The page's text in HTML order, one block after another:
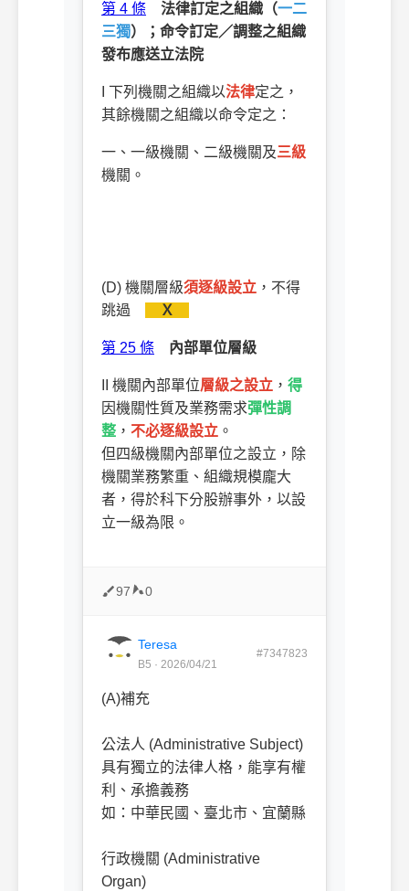
第 4 條 法律訂定之組織（一二
三獨）；命令訂定／調整之組織
發布應送立法院
I 下列機關之組織以法律定之，
其餘機關之組織以命令定之：
一、一級機關、二級機關及三級
機關。
(D) 機關層級須逐級設立 ，不得
跳過
Ｘ
第 25 條 內部單位層級
II 機關內部單位層級之設立 ， 得
因機關性質及業務需求彈性調
整 ， 不必逐級設立 。
但四級機關內部單位之設立，除
機關業務繁重、組織規模龐大
者，得於科下分股辦事外，以設
立一級為限。
97 0
Teresa
B5 · 2026/04/21
#7347823
(A)補充
公法人 (Administrative Subject)
具有獨立的法律人格，能享有權
利、承擔義務
如：中華民國、臺北市、宜蘭縣
行政機關 (Administrative
Organ)